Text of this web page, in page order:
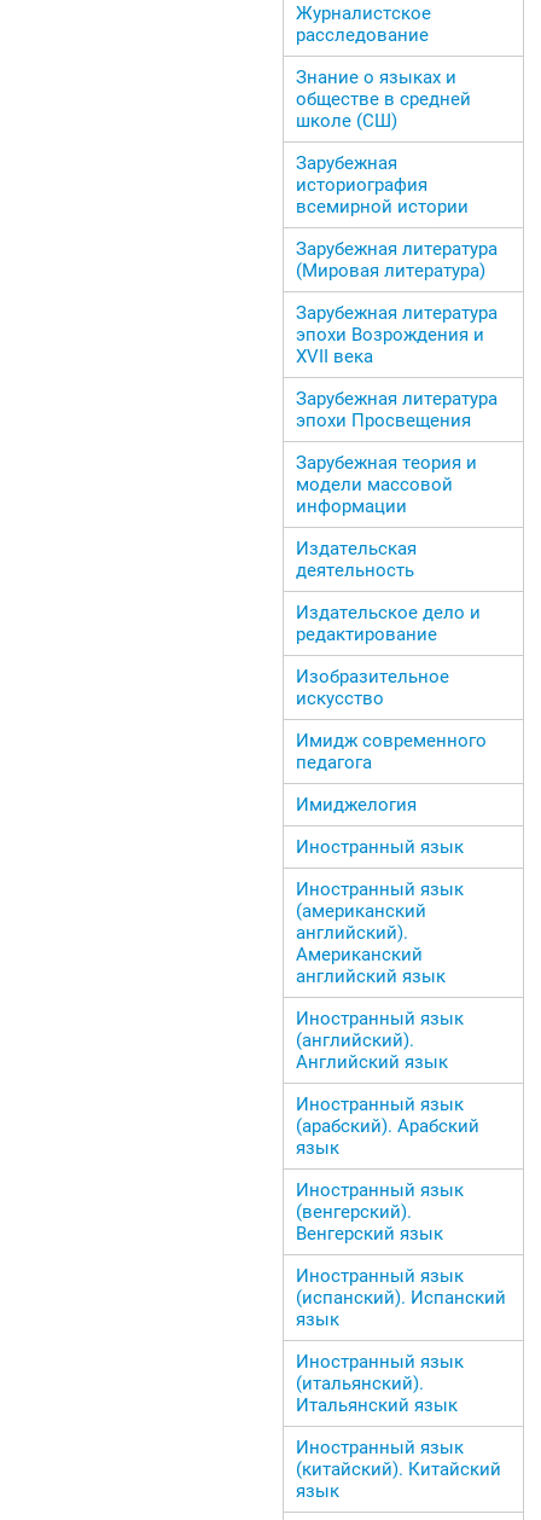
Журналистское
расследование
Знание о языках и
обществе в средней
школе (СШ)
Зарубежная
историография
всемирной истории
Зарубежная литература
(Мировая литература)
Зарубежная литература
эпохи Возрождения и
ХVII века
Зарубежная литература
эпохи Просвещения
Зарубежная теория и
модели массовой
информации
Издательская
деятельность
Издательское дело и
редактирование
Изобразительное
искусство
Имидж современного
педагога
Имиджелогия
Иностранный язык
Иностранный язык
(американский
английский).
Американский
английский язык
Иностранный язык
(английский).
Английский язык
Иностранный язык
(арабский). Арабский
язык
Иностранный язык
(венгерский).
Венгерский язык
Иностранный язык
(испанский). Испанский
язык
Иностранный язык
(итальянский).
Итальянский язык
Иностранный язык
(китайский). Китайский
язык